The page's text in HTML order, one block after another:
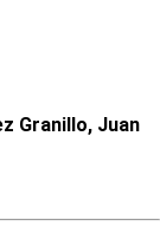
Granillo, Juan